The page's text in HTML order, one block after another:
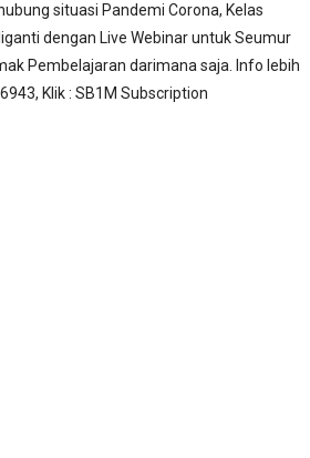
situasi Pandemi Corona, Kelas
dengan Live Webinar untuk Seumur
Pembelajaran darimana saja. Info lebih
Klik :SB1M Subscription